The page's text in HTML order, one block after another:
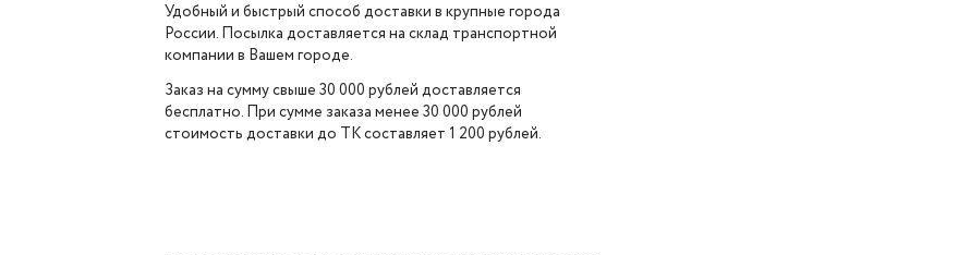
Удобный и быстрый способ доставки в крупные города
России. Посылка доставляется на склад транспортной
компании в Вашем городе.
Заказ на сумму свыше 30 000 рублей доставляется
бесплатно. При сумме заказа менее 30 000 рублей
стоимость доставки до ТК составляет 1 200 рублей.